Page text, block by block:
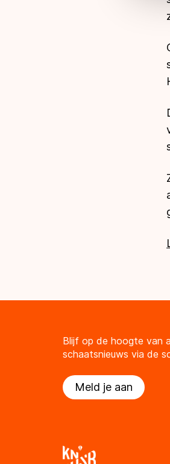
Blijf op de hoogte van
schaatsnieuws via de
Meld je aan